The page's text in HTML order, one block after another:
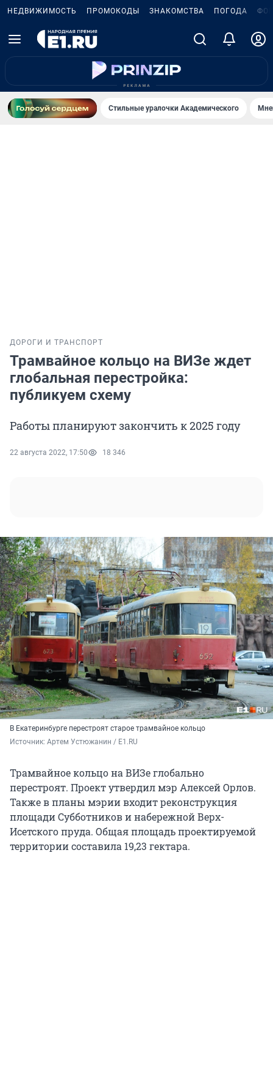
НЕДВИЖИМОСТЬ ПРОМОКОДЫ ЗНАКОМСТВА ПОГОДА
Стильные уралочки Академического
ДОРОГИ И ТРАНСПОРТ
Трамвайное кольцо на ВИЗе ждет
глобальная перестройка:
публикуем схему
Работы планируют закончить к 2025 году
22 августа 2022, 17:50 18 346
В Екатеринбурге перестроят старое трамвайное кольцо
Источник: Артем Устюжанин / E1.RU
Трамвайное кольцо на ВИЗе глобально
перестроят. Проект утвердил мэр Алексей Орлов.
Также в планы мэрии входит реконструкция
площади Субботников и набережной Верх-
Исетского пруда. Общая площадь проектируемой
территории составила 19,23 гектара.